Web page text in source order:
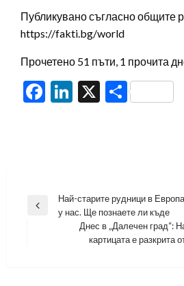
Публикувано съгласно общите
https://fakti.bg/world
Прочетено 51 пъти, 1 прочита
Facebook
LinkedIn
X Share
Навигация
Previous
Най-старите рудници в
у нас. Ще познаете ли къде
Днес в „Далечен град“:
картицата е разкрита